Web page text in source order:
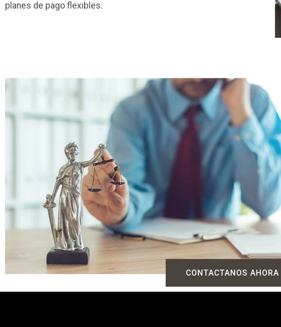
planes de pago flexibles.
CONTACTANOS AHORA